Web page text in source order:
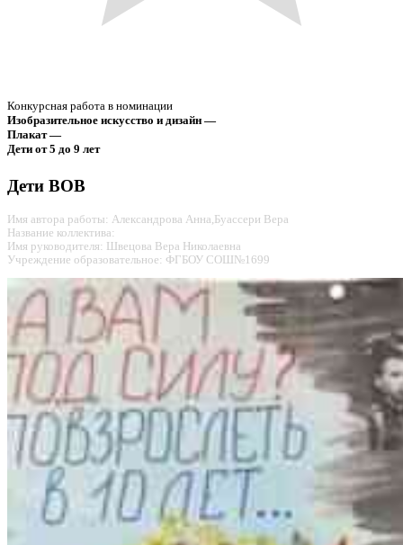
Конкурсная работа в номинации
Изобразительное искусство и дизайн —
Плакат —
Дети от 5 до 9 лет
Дети ВОВ
Имя автора работы: Александрова Анна,Буассери Вера
Название коллектива:
Имя руководителя: Швецова Вера Николаевна
Учреждение образовательное: ФГБОУ СОШ№1699